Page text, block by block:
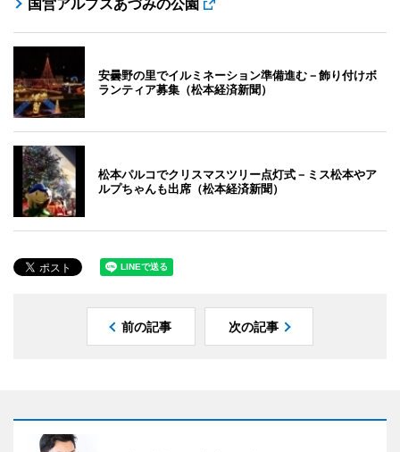
安曇野の里でイルミネーション準備進む－飾り付けボ
ランティア募集（松本経済新聞）
松本パルコでクリスマスツリー点灯式－ミス松本やア
ルプちゃんも出席（松本経済新聞）
前の記事 次の記事